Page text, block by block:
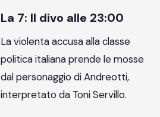
La 7: Il divo alle 23:00
La violenta accusa alla classe
politica italiana prende le mosse
dal personaggio di Andreotti,
interpretato da Toni Servillo.